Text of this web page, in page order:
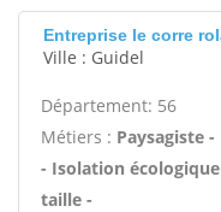
Entreprise le corre
Ville : Guidel
Département: 56
Métiers : Paysagiste
- Isolation
taille -